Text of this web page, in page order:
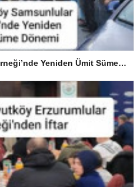
Arnavutköy Samsunlular Derneği’nde Yeniden Ümit Süme Dönemi